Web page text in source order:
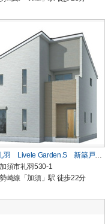
加須礼羽 Livele Garden.S 新築戸建 全2棟 2号棟
須市礼羽530-1
崎線「加須」駅 徒歩22分